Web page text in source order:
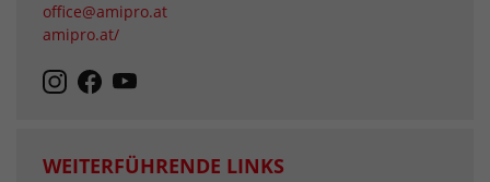
office@amipro.at
amipro.at/
WEITERFÜHRENDE LINKS